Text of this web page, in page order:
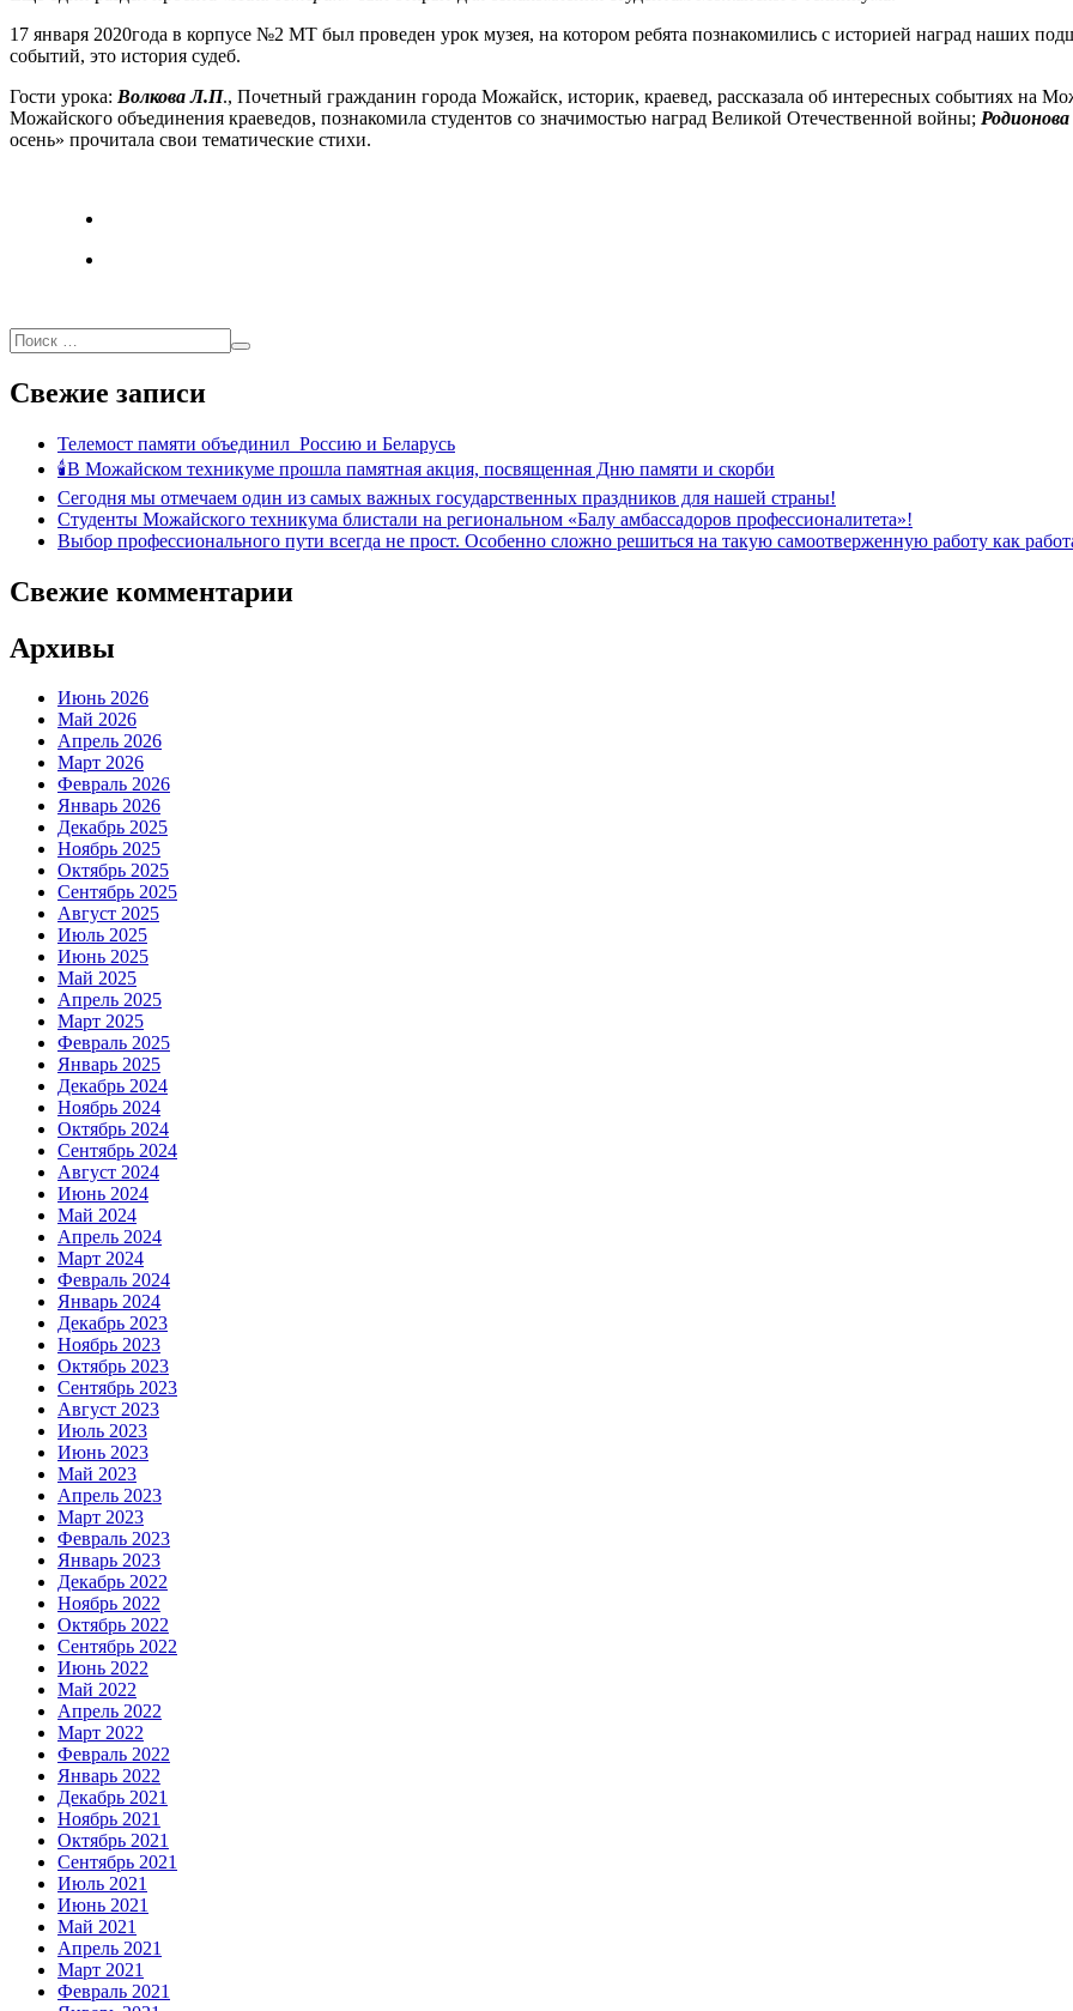
17 января 2020года в корпусе №2 МТ был проведен урок музея, на котором ребята познакомились с историей наград наших
событий, это история судеб.
Гости урока: Волкова Л.П., Почетный гражданин города Можайск, историк, краевед, рассказала об интересных событиях на
Можайского объединения краеведов, познакомила студентов со значимостью наград Великой Отечественной войны;
осень» прочитала свои тематические стихи.
Свежие записи
Телемост памяти объединил Россию и Беларусь
🕯В Можайском техникуме прошла памятная акция, посвященная Дню памяти и скорби
Сегодня мы отмечаем один из самых важных государственных праздников для нашей страны!
Студенты Можайского техникума блистали на региональном «Балу амбассадоров профессионалитета»!
Выбор профессионального пути всегда не прост. Особенно сложно решиться на такую самоотверженную работу как
Свежие комментарии
Архивы
Июнь 2026
Май 2026
Апрель 2026
Март 2026
Февраль 2026
Январь 2026
Декабрь 2025
Ноябрь 2025
Октябрь 2025
Сентябрь 2025
Август 2025
Июль 2025
Июнь 2025
Май 2025
Апрель 2025
Март 2025
Февраль 2025
Январь 2025
Декабрь 2024
Ноябрь 2024
Октябрь 2024
Сентябрь 2024
Август 2024
Июнь 2024
Май 2024
Апрель 2024
Март 2024
Февраль 2024
Январь 2024
Декабрь 2023
Ноябрь 2023
Октябрь 2023
Сентябрь 2023
Август 2023
Июль 2023
Июнь 2023
Май 2023
Апрель 2023
Март 2023
Февраль 2023
Январь 2023
Декабрь 2022
Ноябрь 2022
Октябрь 2022
Сентябрь 2022
Июнь 2022
Май 2022
Апрель 2022
Март 2022
Февраль 2022
Январь 2022
Декабрь 2021
Ноябрь 2021
Октябрь 2021
Сентябрь 2021
Июль 2021
Июнь 2021
Май 2021
Апрель 2021
Март 2021
Февраль 2021